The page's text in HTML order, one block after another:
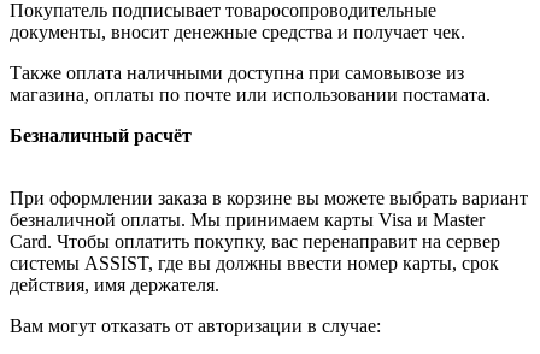
Покупатель подписывает товаросопроводительные
документы, вносит денежные средства и получает чек.
Также оплата наличными доступна при самовывозе из
магазина, оплаты по почте или использовании постамата.
Безналичный расчёт
При оформлении заказа в корзине вы можете выбрать вариант
безналичной оплаты. Мы принимаем карты Visa и Master
Card. Чтобы оплатить покупку, вас перенаправит на сервер
системы ASSIST, где вы должны ввести номер карты, срок
действия, имя держателя.
Вам могут отказать от авторизации в случае: